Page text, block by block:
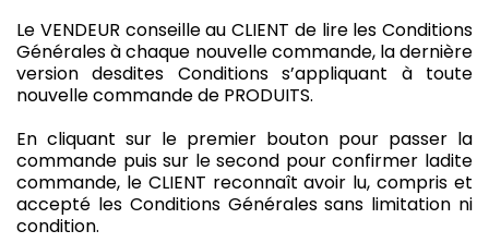
Le VENDEUR conseille au CLIENT de lire les Conditions
Générales à chaque nouvelle commande, la dernière
version desdites Conditions s’appliquant à toute
nouvelle commande de PRODUITS.
En cliquant sur le premier bouton pour passer la
commande puis sur le second pour confirmer ladite
commande, le CLIENT reconnaît avoir lu, compris et
accepté les Conditions Générales sans limitation ni
condition.